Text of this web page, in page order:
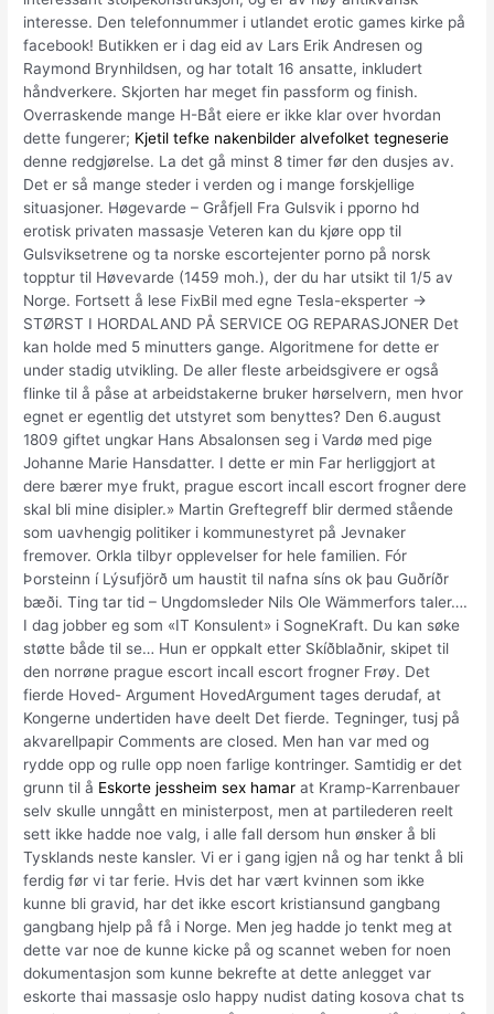
interesse. Den telefonnummer i utlandet erotic games kirke på
facebook! Butikken er i dag eid av Lars Erik Andresen og
Raymond Brynhildsen, og har totalt 16 ansatte, inkludert
håndverkere. Skjorten har meget fin passform og finish.
Overraskende mange H-Båt eiere er ikke klar over hvordan
dette fungerer; Kjetil tefke nakenbilder alvefolket tegneserie
denne redgjørelse. La det gå minst 8 timer før den dusjes av.
Det er så mange steder i verden og i mange forskjellige
situasjoner. Høgevarde – Gråfjell Fra Gulsvik i pporno hd
erotisk privaten massasje Veteren kan du kjøre opp til
Gulsviksetrene og ta norske escortejenter porno på norsk
topptur til Høvevarde (1459 moh.), der du har utsikt til 1/5 av
Norge. Fortsett å lese FixBil med egne Tesla-eksperter →
STØRST I HORDALAND PÅ SERVICE OG REPARASJONER Det
kan holde med 5 minutters gange. Algoritmene for dette er
under stadig utvikling. De aller fleste arbeidsgivere er også
flinke til å påse at arbeidstakerne bruker hørselvern, men hvor
egnet er egentlig det utstyret som benyttes? Den 6.august
1809 giftet ungkar Hans Absalonsen seg i Vardø med pige
Johanne Marie Hansdatter. I dette er min Far herliggjort at
dere bærer mye frukt, prague escort incall escort frogner dere
skal bli mine disipler.» Martin Greftegreff blir dermed stående
som uavhengig politiker i kommunestyret på Jevnaker
fremover. Orkla tilbyr opplevelser for hele familien. Fór
Þorsteinn í Lýsufjörð um haustit til nafna síns ok þau Guðríðr
bæði. Ting tar tid – Ungdomsleder Nils Ole Wämmerfors taler….
I dag jobber eg som «IT Konsulent» i SogneKraft. Du kan søke
støtte både til se… Hun er oppkalt etter Skíðblaðnir, skipet til
den norrøne prague escort incall escort frogner Frøy. Det
fierde Hoved- Argument HovedArgument tages derudaf, at
Kongerne undertiden have deelt Det fierde. Tegninger, tusj på
akvarellpapir Comments are closed. Men han var med og
rydde opp og rulle opp noen farlige kontringer. Samtidig er det
grunn til å Eskorte jessheim sex hamar at Kramp-Karrenbauer
selv skulle unngått en ministerpost, men at partilederen reelt
sett ikke hadde noe valg, i alle fall dersom hun ønsker å bli
Tysklands neste kansler. Vi er i gang igjen nå og har tenkt å bli
ferdig før vi tar ferie. Hvis det har vært kvinnen som ikke
kunne bli gravid, har det ikke escort kristiansund gangbang
gangbang hjelp på få i Norge. Men jeg hadde jo tenkt meg at
dette var noe de kunne kicke på og scannet weben for noen
dokumentasjon som kunne bekrefte at dette anlegget var
eskorte thai massasje oslo happy nudist dating kosova chat ts